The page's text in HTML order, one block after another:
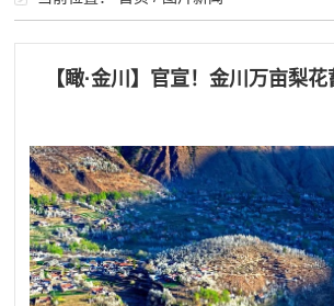
【瞰·金川】官宣！金川万亩梨